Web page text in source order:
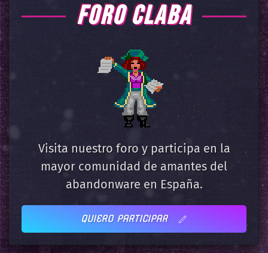
FORO CLABA
Visita nuestro foro y participa en la
mayor comunidad de amantes del
abandonware en España.
QUIERO PARTICIPAR